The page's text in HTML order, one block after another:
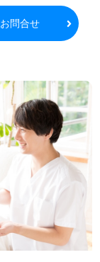
現！『関わる
る事業所様！
養護老人ホー
境でご利用者
ながらキャリ
高めたい』
職で施設形態
す。募集詳細
お問い合わせ
ート求人探
来的に検討の
お問合せ